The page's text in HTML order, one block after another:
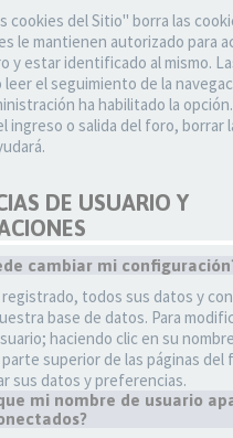
cookies del Sitio" borra las
le mantienen autorizado para
y estar identificado al mismo.
el seguimiento de la
ha habilitado la
ingreso o salida del foro, borrar
DE USUARIO Y
cambiar mi
registrado, todos sus datos y
base de datos. Para
haciendo clic en su
superior de las páginas del
sus datos y preferencias.
mi nombre de usuario